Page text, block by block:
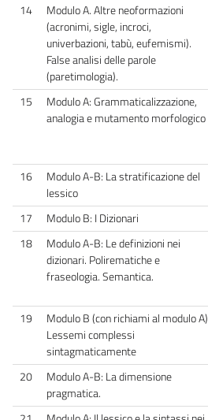
14
Modulo A. Altre neoformazioni
(acronimi, sigle, incroci,
univerbazioni, tabù, eufemismi).
False analisi delle parole
(paretimologia).
15
Modulo A: Grammaticalizzazione,
analogia e mutamento morfologico
16
Modulo A-B: La stratificazione del
lessico
17
Modulo B: I Dizionari
18
Modulo A-B: Le definizioni nei
dizionari. Polirematiche e
fraseologia. Semantica.
19
Modulo B (con richiami al modulo A)
Lessemi complessi
sintagmaticamente
20
Modulo A-B: La dimensione
pragmatica.